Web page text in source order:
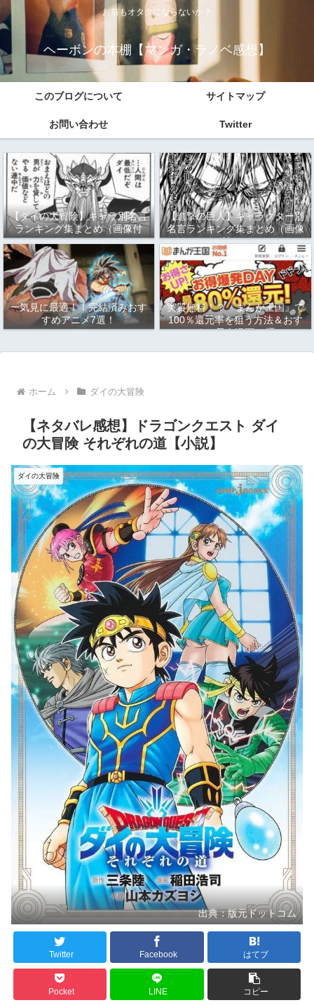
お前もオタクにならないか？
ヘーボンの本棚【マンガ・ラノベ感想】
このブログについて サイトマップ
お問い合わせ Twitter
【ダイの大冒険】キャラ別名言
ランキング集まとめ（画像付
き）
【進撃の巨人】キャラクター別
名言ランキング集まとめ（画像
付き）
一気見に最適！！完結済みおす
すめアニメ7選！
実質無料！？『まんが王国』で
100％還元率を狙う方法＆おす
すめ長寿漫画10選
ホーム ダイの大冒険
【ネタバレ感想】ドラゴンクエスト ダイ
の大冒険 それぞれの道【小説】
ダイの大冒険
出典：版元ドットコム
Twitter Facebook はてブ
Pocket LINE コピー